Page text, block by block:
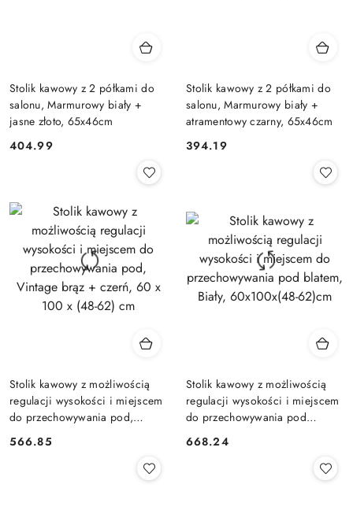
Stolik kawowy z 2 półkami do
salonu, Marmurowy biały +
jasne złoto, 65x46cm
Cena:
404.99
Stolik kawowy z 2 półkami do
salonu, Marmurowy biały +
atramentowy czarny, 65x46cm
Cena:
394.19
Stolik kawowy z możliwością
regulacji wysokości i miejscem
do przechowywania pod,
x (48-62) cm
Cena:
566.85
Stolik kawowy z możliwością
regulacji wysokości i miejscem
do przechowywania pod
62)cm
Cena:
668.24